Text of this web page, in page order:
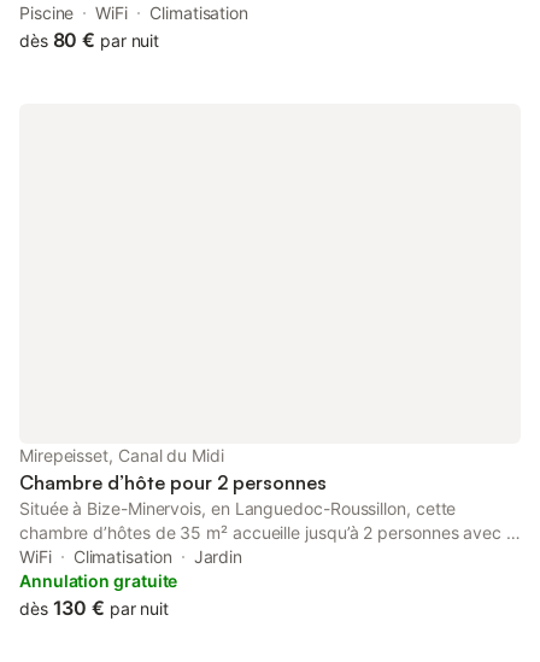
mer à l'Espagne. Nous vous proposons, dans une maison
vigneronne du 19ᵉ siècle : à l'étage, 3 chambres spacieuses
Piscine WiFi
Climatisation
dès 80 € par nuit
Mirepeisset, Canal du Midi
Chambre d’hôte pour 2 personnes
Située à Bize-Minervois, en Languedoc-Roussillon, cette
chambre d’hôtes de 35 m² accueille jusqu’à 2 personnes avec 1
salle de bain. Vous profiterez du Wi-Fi haut débit adapté aux
appels vidéo, de la climatisation, du chauffage, d’un ventilateur,
d’une télévision avec vidéo à la demande et d’une machine à
WiFi Climatisation
Jardin
Annulation gratuite
dès 130 € par nuit